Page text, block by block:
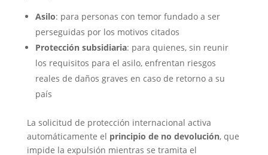
Asilo: para personas con temor fundado a ser
perseguidas por los motivos citados
Protección subsidiaria: para quienes, sin reunir
los requisitos para el asilo, enfrentan riesgos
reales de daños graves en caso de retorno a su
país
La solicitud de protección internacional activa
automáticamente el principio de no devolución, que
impide la expulsión mientras se tramita el